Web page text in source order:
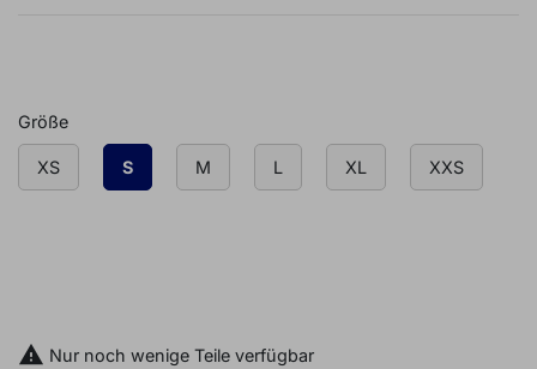
Größe
XS S M L XL XXS
 Nur noch wenige Teile verfügbar